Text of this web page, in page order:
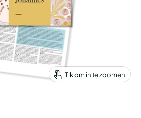
Tik om in te zoomen